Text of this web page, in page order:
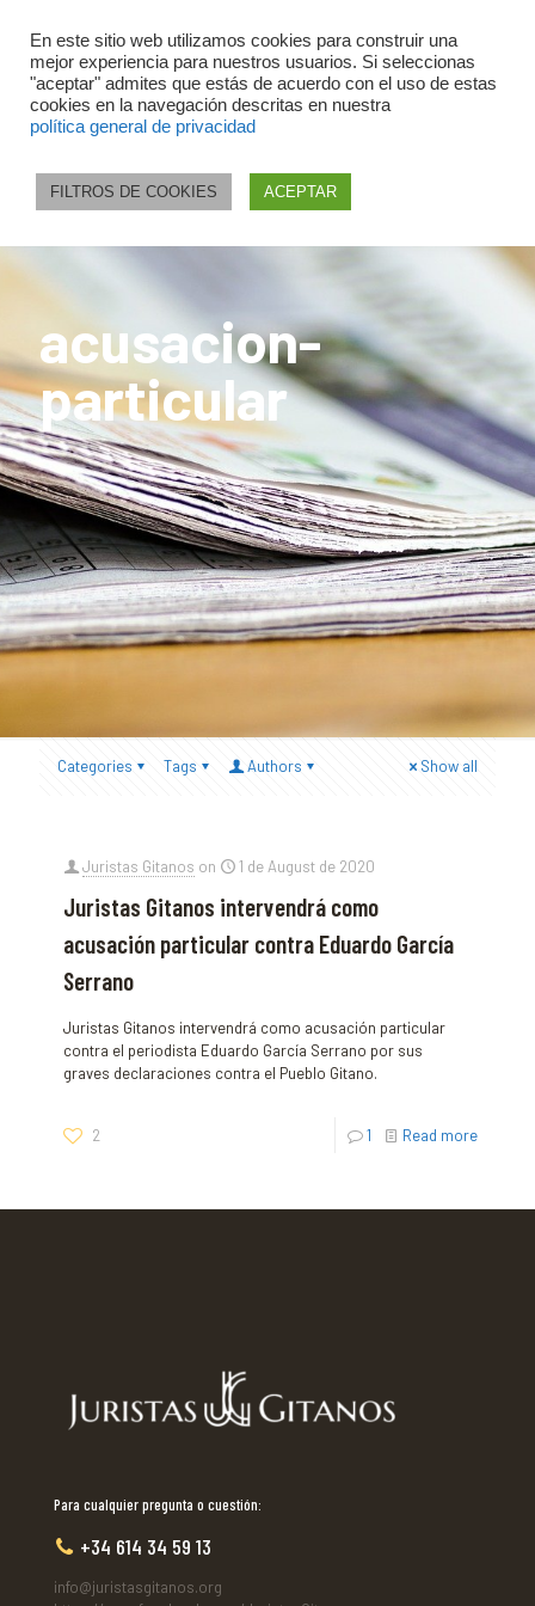
acusacion-
particular
Categories Tags Authors Show all
Juristas Gitanos on 1 de August de 2020
Juristas Gitanos intervendrá como
acusación particular contra Eduardo García
Serrano
Juristas Gitanos intervendrá como acusación particular
contra el periodista Eduardo García Serrano por sus
graves declaraciones contra el Pueblo Gitano.
2 1 Read more
Para cualquier pregunta o cuestión:
+34 614 34 59 13
info@juristasgitanos.org
En este sitio web utilizamos cookies para construir una
mejor experiencia para nuestros usuarios. Si seleccionas
"aceptar" admites que estás de acuerdo con el uso de estas
cookies en la navegación descritas en nuestra
política general de privacidad
FILTROS DE COOKIES ACEPTAR